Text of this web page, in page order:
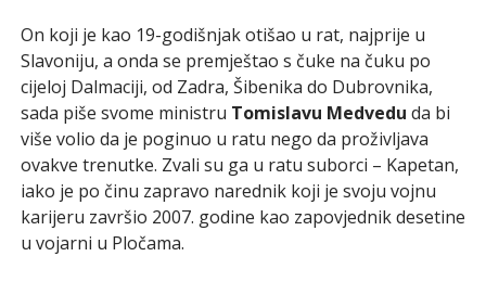
On koji je kao 19-godišnjak otišao u rat, najprije u
Slavoniju, a onda se premještao s čuke na čuku po
cijeloj Dalmaciji, od Zadra, Šibenika do Dubrovnika,
sada piše svome ministru Tomislavu Medvedu da bi
više volio da je poginuo u ratu nego da proživljava
ovakve trenutke. Zvali su ga u ratu suborci – Kapetan,
iako je po činu zapravo narednik koji je svoju vojnu
karijeru završio 2007. godine kao zapovjednik desetine
u vojarni u Pločama.